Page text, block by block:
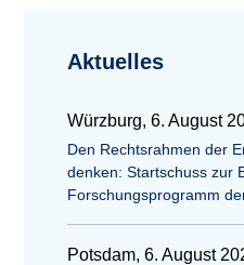
Aktuelles
Würzburg, 6. August
Den Rechtsrahmen der
denken: Startschuss zur
Forschungsprogramm
Potsdam, 6. August